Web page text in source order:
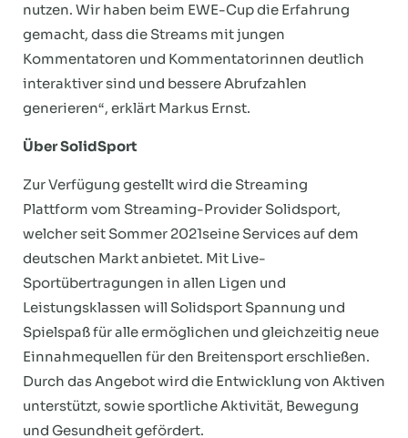
nutzen. Wir haben beim EWE-Cup die Erfahrung
gemacht, dass die Streams mit jungen
Kommentatoren und Kommentatorinnen deutlich
interaktiver sind und bessere Abrufzahlen
generieren“, erklärt Markus Ernst.
Über SolidSport
Zur Verfügung gestellt wird die Streaming
Plattform vom Streaming-Provider Solidsport,
welcher seit Sommer 2021seine Services auf dem
deutschen Markt anbietet. Mit Live-
Sportübertragungen in allen Ligen und
Leistungsklassen will Solidsport Spannung und
Spielspaß für alle ermöglichen und gleichzeitig neue
Einnahmequellen für den Breitensport erschließen.
Durch das Angebot wird die Entwicklung von Aktiven
unterstützt, sowie sportliche Aktivität, Bewegung
und Gesundheit gefördert.